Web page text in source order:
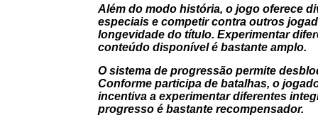
Além do modo história, o jogo oferece
especiais e competir contra outros
longevidade do título. Experimentar
conteúdo disponível é bastante amplo.
O sistema de progressão permite
Conforme participa de batalhas, o
incentiva a experimentar diferentes
progresso é bastante recompensador.